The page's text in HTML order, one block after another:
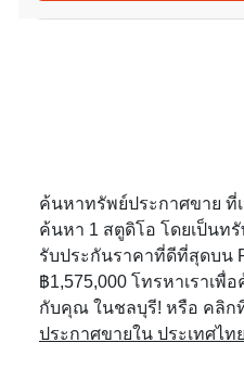
ค้นหาทรัพย์ประกาศขาย
ค้นหา 1 สตูดิโอ โดยเป็นท
รับประกันราคาที่ดีที่สุดบน
฿1,575,000 โทรหาเราเ
กับคุณ ในชลบุรี! หรือ คลิก
ประกาศขายใน ประเทศไทย